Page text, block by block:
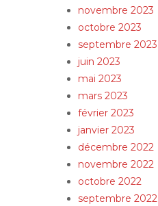
novembre 2023
octobre 2023
septembre 2023
juin 2023
mai 2023
mars 2023
février 2023
janvier 2023
décembre 2022
novembre 2022
octobre 2022
septembre 2022